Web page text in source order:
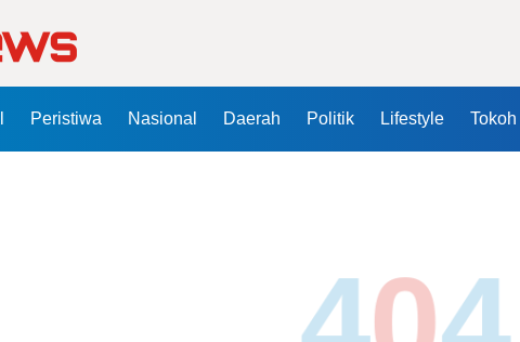
Peristiwa Nasional Daerah Politik Lifestyle Tokoh